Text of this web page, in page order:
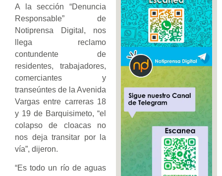
A la sección “Denuncia
Responsable” de
Notiprensa Digital, nos
llega reclamo
contundente de
residentes, trabajadores,
comerciantes y
transeúntes de la Avenida
Vargas entre carreras 18
y 19 de Barquisimeto, “el
colapso de cloacas no
nos deja transitar por la
vía”, dijeron.
“Es todo un río de aguas